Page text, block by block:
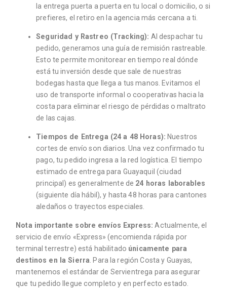
la entrega puerta a puerta en tu local o domicilio, o si
prefieres, el retiro en la agencia más cercana a ti.
Seguridad y Rastreo (Tracking): Al despachar tu
pedido, generamos una guía de remisión rastreable.
Esto te permite monitorear en tiempo real dónde
está tu inversión desde que sale de nuestras
bodegas hasta que llega a tus manos. Evitamos el
uso de transporte informal o cooperativas hacia la
costa para eliminar el riesgo de pérdidas o maltrato
de las cajas.
Tiempos de Entrega (24 a 48 Horas): Nuestros
cortes de envío son diarios. Una vez confirmado tu
pago, tu pedido ingresa a la red logística. El tiempo
estimado de entrega para Guayaquil (ciudad
principal) es generalmente de 24 horas laborables
(siguiente día hábil), y hasta 48 horas para cantones
aledaños o trayectos especiales.
Nota importante sobre envíos Express: Actualmente, el
servicio de envío «Express» (encomienda rápida por
terminal terrestre) está habilitado únicamente para
destinos en la Sierra . Para la región Costa y Guayas,
mantenemos el estándar de Servientrega para asegurar
que tu pedido llegue completo y en perfecto estado.